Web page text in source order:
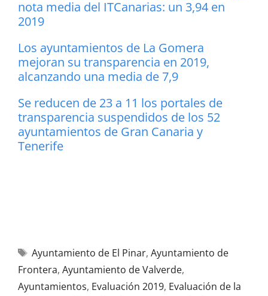
nota media del ITCanarias: un 3,94 en
2019
Los ayuntamientos de La Gomera
mejoran su transparencia en 2019,
alcanzando una media de 7,9
Se reducen de 23 a 11 los portales de
transparencia suspendidos de los 52
ayuntamientos de Gran Canaria y
Tenerife
Ayuntamiento de El Pinar, Ayuntamiento de
Frontera, Ayuntamiento de Valverde,
Ayuntamientos, Evaluación 2019, Evaluación de la